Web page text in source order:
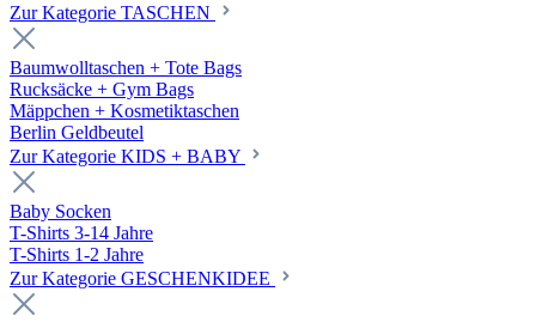
Zur Kategorie TASCHEN
Baumwolltaschen + Tote Bags
Rucksäcke + Gym Bags
Mäppchen + Kosmetiktaschen
Berlin Geldbeutel
Zur Kategorie KIDS + BABY
Baby Socken
T-Shirts 3-14 Jahre
T-Shirts 1-2 Jahre
Zur Kategorie GESCHENKIDEE